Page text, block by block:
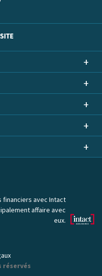
réservés
financiers avec Intact
affaire avec
eux.